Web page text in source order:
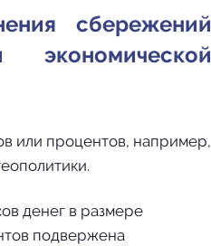
сбережений
или процентов, например,
денег в размере
подвержена